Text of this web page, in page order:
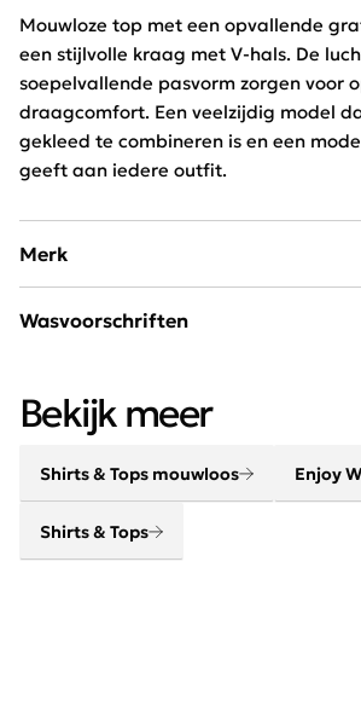
Mouwloze top met een opvallende
een stijlvolle kraag met V-hals. De
soepelvallende pasvorm zorgen voor
draagcomfort. Een veelzijdig model
gekleed te combineren is en een
geeft aan iedere outfit.
Merk
In de collectie van Enjoy Womenswear
aanvoer van nieuwe artikelen blijft dit
vernieuwend en on trend!
Wasvoorschriften
Bekijk meer
Shirts & Tops mouwloos Enjoy
Shirts & Tops